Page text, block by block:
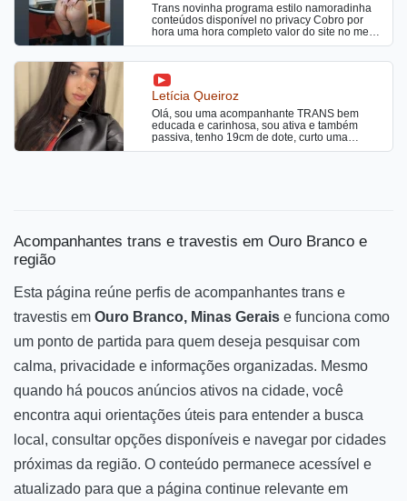
Trans novinha programa estilo namoradinha
conteúdos disponível no privacy Cobro por
hora uma hora completo valor do site no meu
local Saídas a combinar
Letícia Queiroz
Olá, sou uma acompanhante TRANS bem
educada e carinhosa, sou ativa e também
passiva, tenho 19cm de dote, curto uma
Putaria bem gostosa sem frescuras, realizo
Acompanhantes trans e travestis em Ouro Branco e
região
Esta página reúne perfis de acompanhantes trans e
travestis em Ouro Branco, Minas Gerais e funciona como
um ponto de partida para quem deseja pesquisar com
calma, privacidade e informações organizadas. Mesmo
quando há poucos anúncios ativos na cidade, você
encontra aqui orientações úteis para entender a busca
local, consultar opções disponíveis e navegar por cidades
próximas da região. O conteúdo permanece acessível e
atualizado para que a página continue relevante em